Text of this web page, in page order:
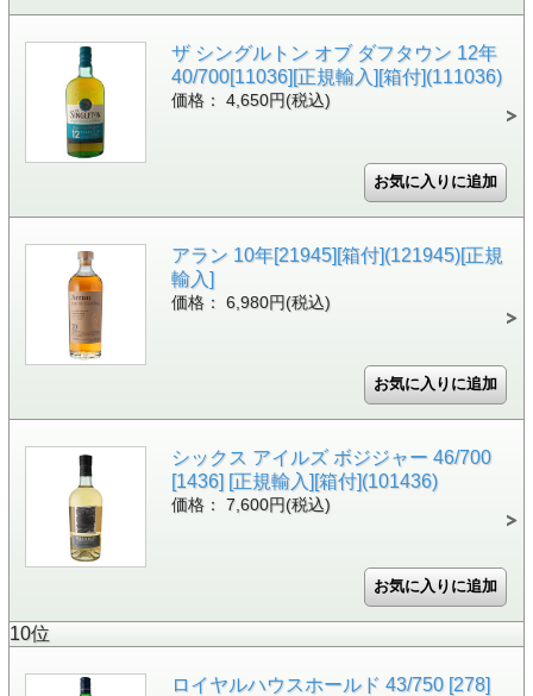
ザ シングルトン オブ ダフタウン 12年
40/700[11036][正規輸入][箱付](111036)
価格： 4,650円(税込)
アラン 10年[21945][箱付](121945)[正規
輸入]
価格： 6,980円(税込)
シックス アイルズ ボジジャー 46/700
[1436] [正規輸入][箱付](101436)
価格： 7,600円(税込)
10位
ロイヤルハウスホールド 43/750 [278]